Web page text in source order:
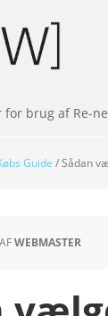
for brug af Re-
Guide /Sådan
AFWEBMASTER